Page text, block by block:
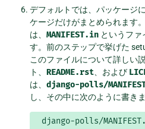
デフォルトでは、パッケージ
ケージだけがまとめられます
は、 MANIFEST.in というファ
す。前のステップで挙げた
このファイルについて詳しい
ト、 README.rst 、および
は、 django-polls/
し、その中に次のように書きま
django-polls/